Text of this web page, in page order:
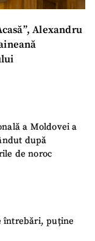
Alexandru
a Moldovei a
după
de noroc
întrebări, puține